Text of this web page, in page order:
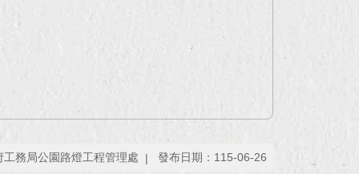
務局公園路燈工程管理處 發布日期：115-06-26